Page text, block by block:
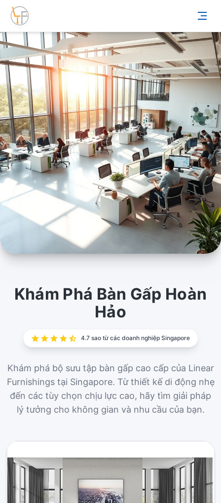
Bàn Gấp
Tối đa hóa không gian và tính linh hoạt với dòng bàn
gấp cao cấp của chúng tôi tại Singapore. Hoàn hảo
cho văn phòng, sự kiện và không gian làm việc linh
Khám Phá Bàn Gấp Hoàn
Hảo
4.7 sao từ các doanh nghiệp Singapore
Khám phá bộ sưu tập bàn gấp cao cấp của Linear
Furnishings tại Singapore. Từ thiết kế di động nhẹ
đến các tùy chọn chịu lực cao, hãy tìm giải pháp
lý tưởng cho không gian và nhu cầu của bạn.